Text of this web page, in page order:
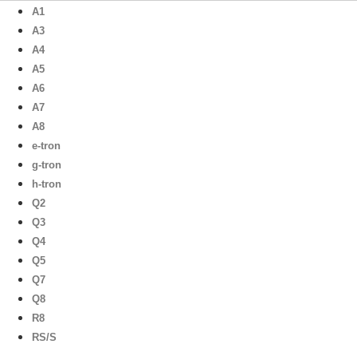
A1
A3
A4
A5
A6
A7
A8
e-tron
g-tron
h-tron
Q2
Q3
Q4
Q5
Q7
Q8
R8
RS/S